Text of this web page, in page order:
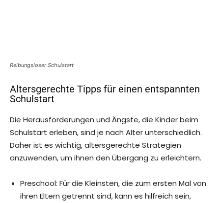
Reibungsloser Schulstart
Altersgerechte Tipps für einen entspannten
Schulstart
Die Herausforderungen und Ängste, die Kinder beim
Schulstart erleben, sind je nach Alter unterschiedlich.
Daher ist es wichtig, altersgerechte Strategien
anzuwenden, um ihnen den Übergang zu erleichtern.
Preschool: Für die Kleinsten, die zum ersten Mal von
ihren Eltern getrennt sind, kann es hilfreich sein,